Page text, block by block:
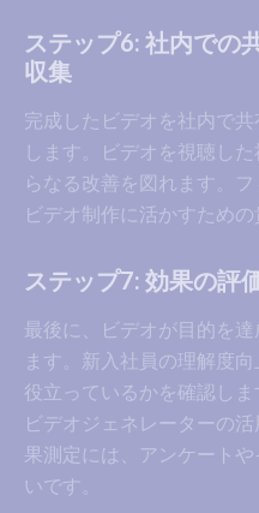
ステップ6: 社内での
収集
完成したビデオを社内で
します。ビデオを視聴し
らなる改善を図れます。
ビデオ制作に活かすための
ステップ7: 効果の評
最後に、ビデオが目的を
ます。新入社員の理解度
役立っているかを確認し
ビデオジェネレーターの
果測定には、アンケート
いです。